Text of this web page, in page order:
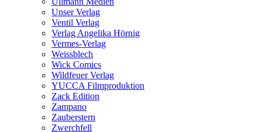
Unser Verlag
Ventil Verlag
Verlag Angelika Hörnig
Vermes-Verlag
Weissblech
Wick Comics
Wildfeuer Verlag
YUCCA Filmproduktion
Zack Edition
Zampano
Zauberstern
Zwerchfell